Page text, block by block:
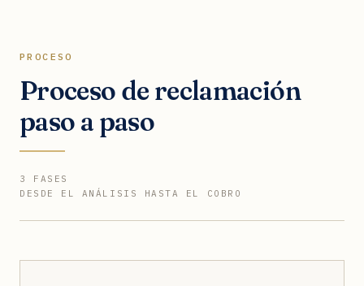
PROCESO
Proceso de reclamación
paso a paso
3 FASES
DESDE EL ANÁLISIS HASTA EL COBRO